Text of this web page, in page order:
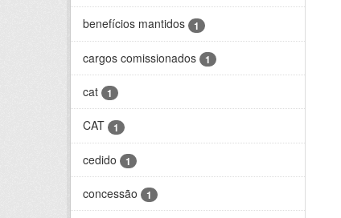
benefícios mantidos 1
cargos comissionados 1
cat 1
CAT 1
cedido 1
concessão 1